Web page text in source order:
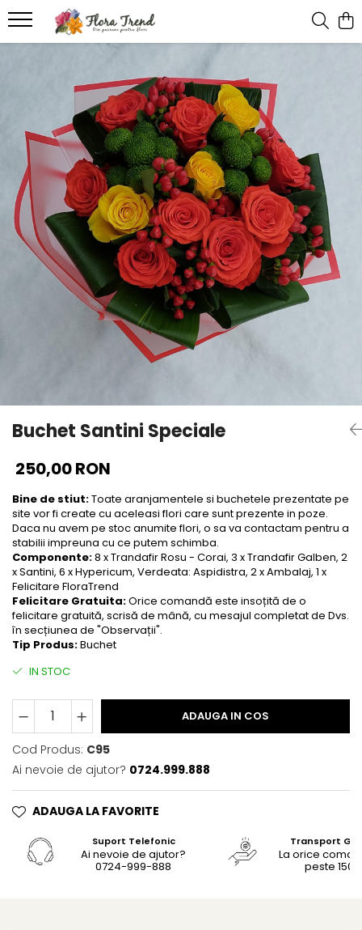
Buchet Santini Speciale
250,00 RON
Bine de stiut:Toate aranjamentele si buchetele prezentate pe
site vor fi create cu aceleasi flori care sunt prezente in poze.
Daca nu avem pe stoc anumite flori, o sa va contactam pentru a
stabilii impreuna cu ce putem schimba.
Componente:8 x Trandafir Rosu - Corai, 3 x Trandafir Galben, 2
x Santini, 6 x Hypericum, Verdeata: Aspidistra, 2 x Ambalaj, 1 x
Felicitare FloraTrend
Felicitare Gratuita:Orice comandă este insoțită de o
felicitare gratuită, scrisă de mână, cu mesajul completat de Dvs.
în secțiunea de "Observații".
Tip Produs:Buchet
IN STOC
ADAUGA IN COS
Cod Produs: C95
Ai nevoie de ajutor? 0724.999.888
ADAUGA LA FAVORITE
Suport Telefonic
Ai nevoie de ajutor?
0724-999-888
Transport
La orice
peste